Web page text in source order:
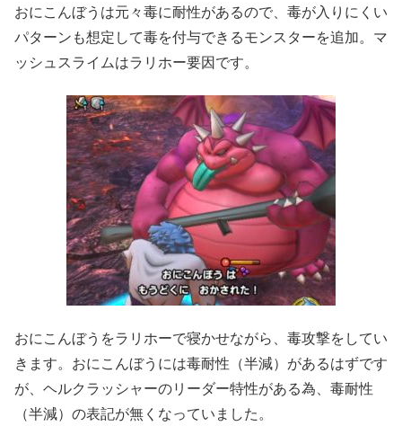
おにこんぼうは元々毒に耐性があるので、毒が入りにくい
パターンも想定して毒を付与できるモンスターを追加。マ
ッシュスライムはラリホー要因です。
おにこんぼうをラリホーで寝かせながら、毒攻撃をしてい
きます。おにこんぼうには毒耐性（半減）があるはずです
が、ヘルクラッシャーのリーダー特性がある為、毒耐性
（半減）の表記が無くなっていました。